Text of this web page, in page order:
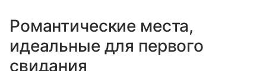
Романтические места,
идеальные для первого
свидания